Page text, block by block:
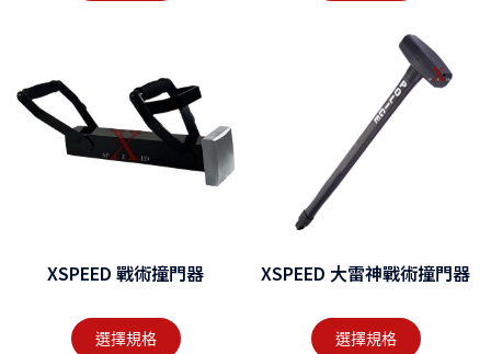
XSPEED 戰術撞門器
選擇規格
XSPEED 大雷神戰術撞門器
選擇規格